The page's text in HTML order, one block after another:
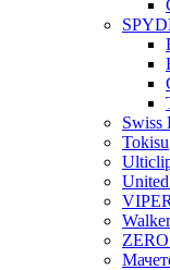
Swiss
Tokisu
VIPER